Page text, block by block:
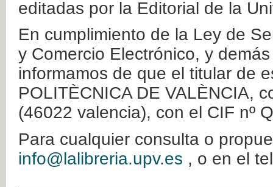
editadas por la Editorial de la
En cumplimiento de la Ley de
y Comercio Electrónico, y
informamos de que el titular de
POLITÈCNICA DE VALÈNCIA,
(46022 valencia), con el CIF nº
Para cualquier consulta o
info@lalibreria.upv.es , o en el